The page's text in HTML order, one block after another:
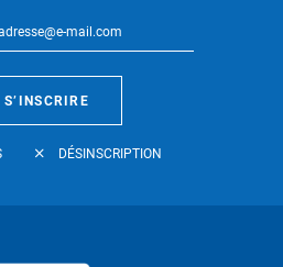
S’INSCRIRE
DÉSINSCRIPTION